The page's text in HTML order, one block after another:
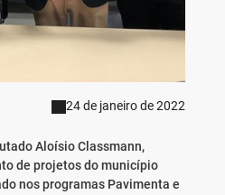
24 de janeiro de 2022
Aloísio Classmann,
de projetos do município
nos programas Pavimenta e